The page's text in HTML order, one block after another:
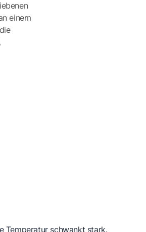
einem
Temperatur schwankt stark.